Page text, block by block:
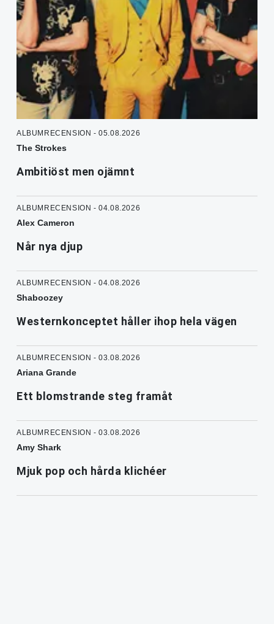
ALBUMRECENSION - 05.08.2026
The Strokes
Ambitiöst men ojämnt
ALBUMRECENSION - 04.08.2026
Alex Cameron
Når nya djup
ALBUMRECENSION - 04.08.2026
Shaboozey
Westernkonceptet håller ihop hela vägen
ALBUMRECENSION - 03.08.2026
Ariana Grande
Ett blomstrande steg framåt
ALBUMRECENSION - 03.08.2026
Amy Shark
Mjuk pop och hårda klichéer